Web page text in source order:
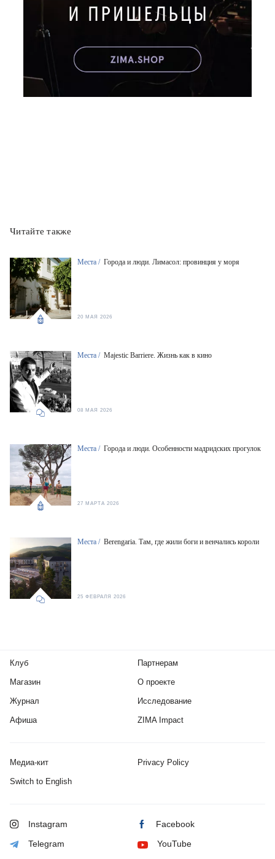
Читайте также
Места / Города и люди. Лимасол: провинция у моря
20 МАЯ 2026
Места / Majestic Barriere. Жизнь как в кино
08 МАЯ 2026
Места / Города и люди. Особенности мадридских прогулок
27 МАРТА 2026
Места / Berengaria. Там, где жили боги и венчались короли
25 ФЕВРАЛЯ 2026
Клуб
Магазин
Журнал
Афиша
Партнерам
О проекте
Исследование
ZIMA Impact
Медиа-кит Privacy Policy
Switch to English
Instagram Facebook
Telegram YouTube